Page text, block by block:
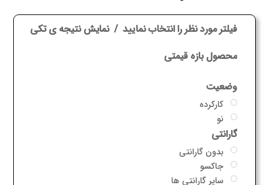
فیلتر مورد نظر را انتخاب نمایید نمایش نتیجه ی تکی
محصول بازه قیمتی
وضعیت
کارکرده
نو
گارانتی
بدون گارانتی
جاکسو
سایر گارانتی ها